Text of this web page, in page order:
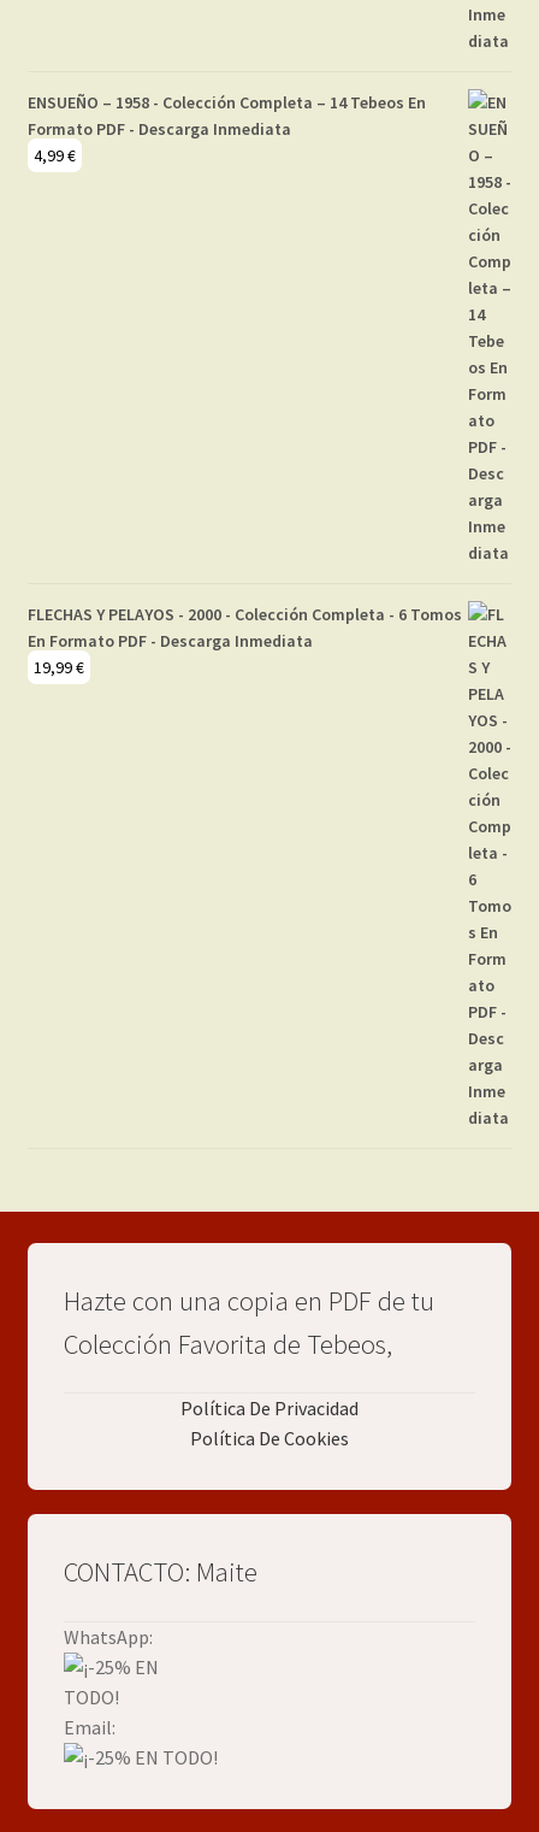
ENSUEÑO – 1958 - Colección Completa – 14 Tebeos En
Formato PDF - Descarga Inmediata
4,99€
FLECHAS Y PELAYOS - 2000 - Colección Completa - 6 Tomos
En Formato PDF - Descarga Inmediata
19,99€
Hazte con una copia en PDF de tu
Colección Favorita de Tebeos,
Política De Privacidad
Política De Cookies
CONTACTO: Maite
WhatsApp:
Email: